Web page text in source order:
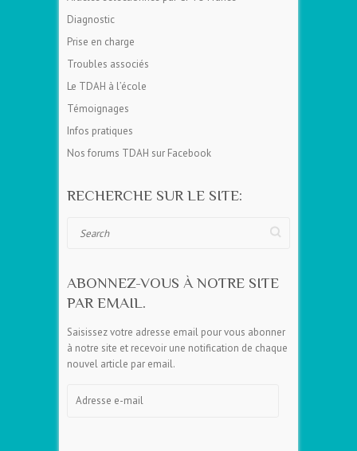
Diagnostic
Prise en charge
Troubles associés
Le TDAH à l’école
Témoignages
Infos pratiques
Nos forums TDAH sur Facebook
RECHERCHE SUR LE SITE:
ABONNEZ-VOUS À NOTRE SITE
PAR EMAIL.
Saisissez votre adresse email pour vous abonner
à notre site et recevoir une notification de chaque
nouvel article par email.